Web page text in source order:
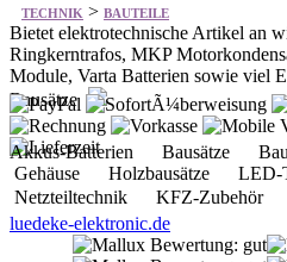
TECHNIK > BAUTEILE
Bietet elektrotechnische Artikel an
Ringkerntrafos, MKP
Module, Varta Batterien sowie viel
Bausätze
Akkus-Batterien Bausätze
Gehäuse Holzbausätze
Netzteiltechnik KFZ-Zubehör
luedeke-elektronic.de